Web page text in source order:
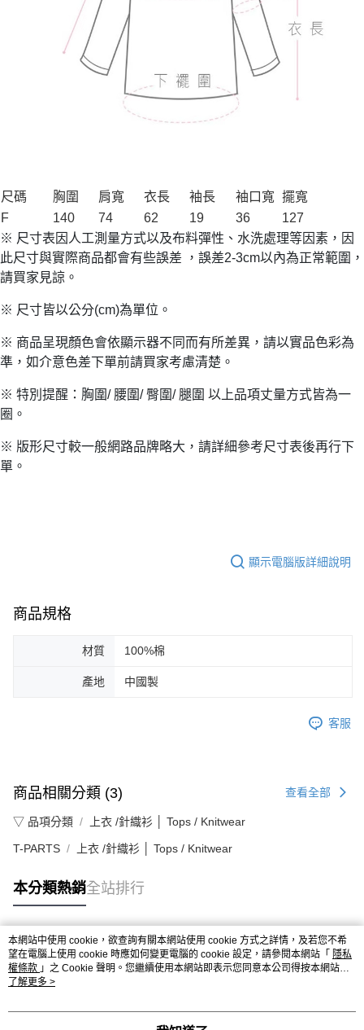
尺碼 胸圍 肩寬 衣長 袖長 袖口寬 擺寬
F
140 74 62 19 36
127
※ 尺寸表因人工測量方式以及布料彈性、水洗處理等因素，因
此尺寸與實際商品都會有些誤差 ，誤差2-3cm以內為正常範圍，
請買家見諒。
※ 尺寸皆以公分(cm)為單位。
※ 商品呈現顏色會依顯示器不同而有所差異，請以實品色彩為
準，如介意色差下單前請買家考慮清楚。
※ 特別提醒：胸圍/ 腰圍/ 臀圍/ 腿圍 以上品項丈量方式皆為一
圈。
※ 版形尺寸較一般網路品牌略大，請詳細參考尺寸表後再行下
單。
顯示電腦版詳細說明
商品規格
材質 100%棉
產地 中國製
客服
商品相關分類 (3) 查看全部
▽ 品項分類 上衣 /針織衫 │ Tops / Knitwear
T-PARTS 上衣 /針織衫 │ Tops / Knitwear
本分類熱銷全站排行
熱門標籤
本網站中使用 cookie，欲查詢有關本網站使用 cookie 方式之詳情，及若您不希
望在電腦上使用 cookie 時應如何變更電腦的 cookie 設定，請參閱本網站「 隱私
權條款 」之 Cookie 聲明。您繼續使用本網站即表示您同意本公司得按本網站使
用條款之 Cookie 聲明使用 cookie。
了解更多 >